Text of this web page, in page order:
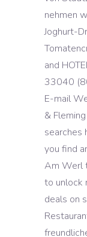
nehmen
Joghurt-
and
33040
E-mail
&
searches
you find
Am Werl
to unlock
deals on